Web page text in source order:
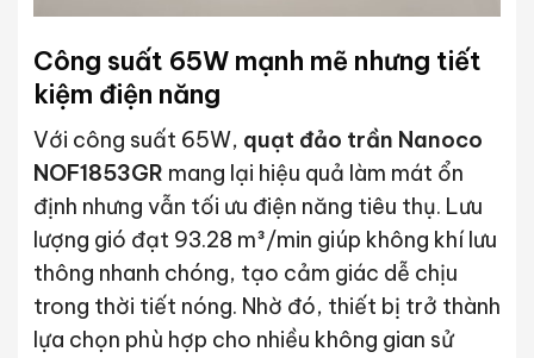
Công suất 65W mạnh mẽ nhưng tiết
kiệm điện năng
Với công suất 65W, quạt đảo trần Nanoco
NOF1853GR mang lại hiệu quả làm mát ổn
định nhưng vẫn tối ưu điện năng tiêu thụ. Lưu
lượng gió đạt 93.28 m³/min giúp không khí lưu
thông nhanh chóng, tạo cảm giác dễ chịu
trong thời tiết nóng. Nhờ đó, thiết bị trở thành
lựa chọn phù hợp cho nhiều không gian sử